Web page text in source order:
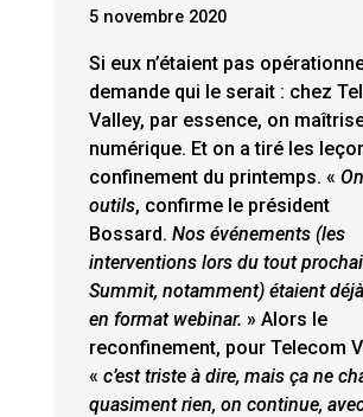
5 novembre 2020
Si eux n’étaient pas
demande qui le serait : chez
Valley, par essence, on
numérique. Et on a tiré les
confinement du printemps. «
outils, confirme le président
Bossard. Nos événements (les
interventions lors du tout
Summit, notamment) étaient
en format webinar. » Alors le
reconfinement, pour Telecom
« c’est triste à dire, mais ça ne
quasiment rien, on continue,